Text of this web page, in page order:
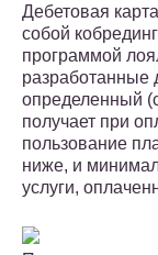
Дебетовая
собой
программой
разработанные
определенный
получает при
пользование
ниже, и
услуги,